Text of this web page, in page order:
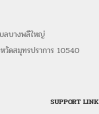
ลบางพลีใหญ่
วัดสมุทรปราการ 10540
SUPPORT LINK